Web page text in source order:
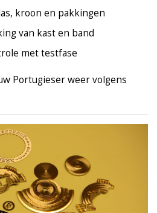
kroon en pakkingen
van kast en band
met testfase
Portugieser weer volgens